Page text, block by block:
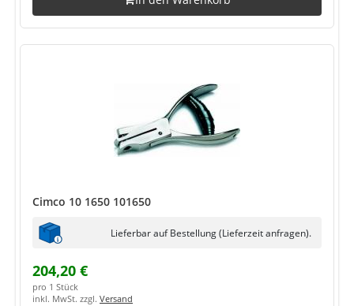
Cimco 10 1650 101650
Lieferbar auf Bestellung (Lieferzeit anfragen).
204,20 €
pro 1 Stück
inkl. MwSt. zzgl. Versand